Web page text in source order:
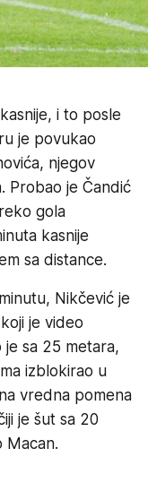
i to posle
je povukao
njegov
Probao je Čandić
gola
kasnije
sa distance.
Nikčević je
je video
je sa 25 metara,
izblokirao u
vredna pomena
je šut sa 20
Macan.